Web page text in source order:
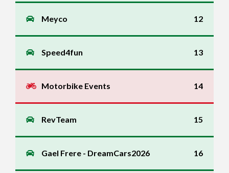
Meyco 12
Speed4fun 13
Motorbike Events 14
RevTeam 15
Gael Frere - DreamCars2026 16